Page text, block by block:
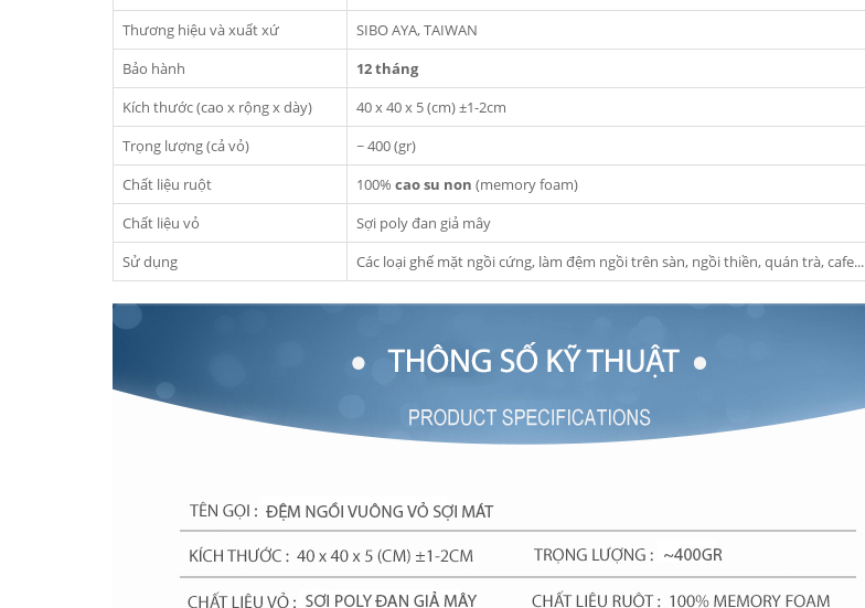
Thương hiệu và xuất xứ
SIBO AYA, TAIWAN
Bảo hành
12 tháng
Kích thước (cao x rộng x dày)
40 x 40 x 5 (cm) ±1-2cm
Trọng lượng (cả vỏ)
~ 400 (gr)
Chất liệu ruột
100% cao su non (memory foam)
Chất liệu vỏ
Sợi poly đan giả mây
Sử dụng
Các loại ghế mặt ngồi cứng, làm đệm ngồi trên sàn, ngồi thiền, quán trà, cafe...